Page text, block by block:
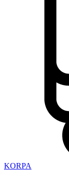
KORPA